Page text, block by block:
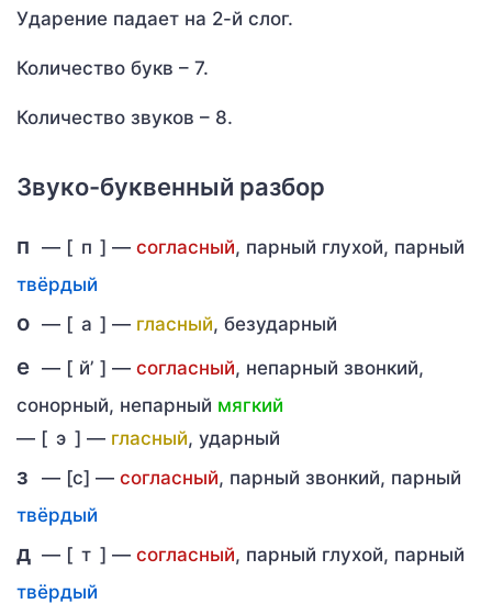
Ударение падает на 2-й слог.
Количество букв – 7.
Количество звуков – 8.
Звуко-буквенный разбор
п — [ п ] — согласный, парный глухой, парный
твёрдый
о — [ а ] — гласный, безударный
е — [ й’ ] — согласный, непарный звонкий,
сонорный, непарный мягкий
— [ э ] — гласный, ударный
з — [с] — согласный, парный звонкий, парный
твёрдый
д — [ т ] — согласный, парный глухой, парный
твёрдый